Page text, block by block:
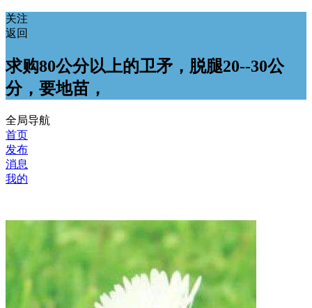
关注
返回
求购80公分以上的卫矛，脱腿20--30公
分，要地苗，
全局导航
首页
发布
消息
我的